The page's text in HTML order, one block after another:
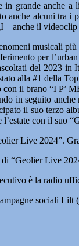
in grande anche
anche alcuni tra
anche il
musicali
per
del 2023
alla #1 della
il brano “I P’
in seguito
il suo terzo
l’estate con il suo
Live 2024”.
“Geolier Live
è la radio
sociali